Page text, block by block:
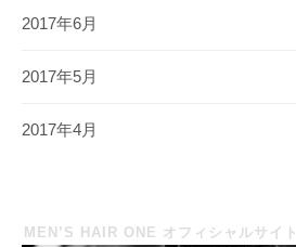
2017年6月
2017年5月
2017年4月
MEN’S HAIR ONE オフィシャルサイト